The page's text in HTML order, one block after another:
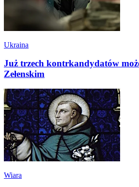
Ukraina
Już trzech kontrkandydatów
Zełenskim
Wiara